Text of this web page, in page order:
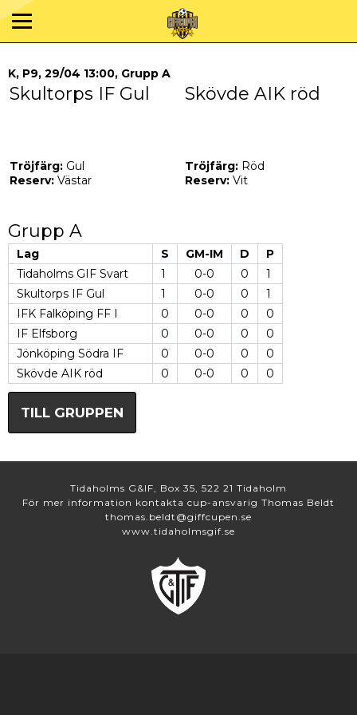
K, P9, 29/04 13:00, Grupp A
Skultorps IF Gul Skövde AIK röd
Tröjfärg: Gul
Reserv: Västar
Tröjfärg: Röd
Reserv: Vit
Grupp A
Lag S GM-IM D
P
Tidaholms GIF Svart
1 0-0 0
1
Skultorps IF Gul
1 0-0 0
1
IFK Falköping FF I
0 0-0 0
0
IF Elfsborg
0 0-0 0
0
Jönköping Södra IF
0 0-0 0
0
Skövde AIK röd
0 0-0 0 0
TILL GRUPPEN
Tidaholms G&IF, Box 35, 522 21 Tidaholm
För mer information kontakta cup-ansvarig Thomas Beldt
thomas.beldt@giffcupen.se
www.tidaholmsgif.se